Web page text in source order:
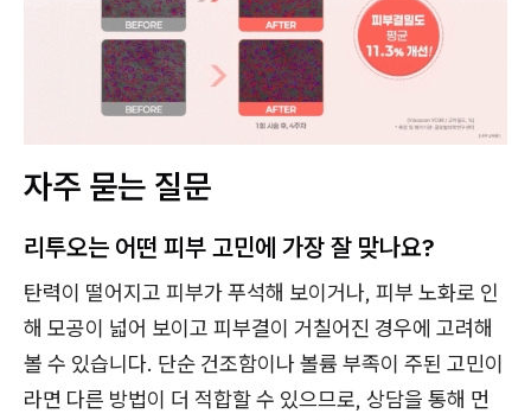
자주 묻는 질문
리투오는 어떤 피부 고민에 가장 잘 맞나요?
탄력이 떨어지고 피부가 푸석해 보이거나, 피부 노화로 인
해 모공이 넓어 보이고 피부결이 거칠어진 경우에 고려해
볼 수 있습니다. 단순 건조함이나 볼륨 부족이 주된 고민이
라면 다른 방법이 더 적합할 수 있으므로, 상담을 통해 먼